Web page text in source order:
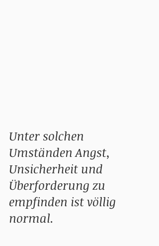
Unter solchen
Umständen Angst,
Unsicherheit und
Überforderung zu
empfinden ist völlig
normal.